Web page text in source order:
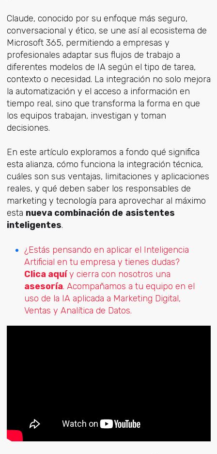
Claude, conocido por su enfoque más seguro,
conversacional y ético, se une así al ecosistema de
Microsoft 365, permitiendo a empresas y
profesionales adaptar sus flujos de trabajo a
diferentes modelos de IA según el tipo de tarea,
contexto o necesidad. La integración no solo mejora
la automatización y el acceso a información en
tiempo real, sino que transforma la forma en que
los equipos trabajan, investigan y toman
decisiones.
En este artículo exploramos a fondo qué significa
esta alianza, cómo funciona la integración técnica,
cuáles son sus ventajas, limitaciones y aplicaciones
reales, y qué deben saber los responsables de
marketing y tecnología para aprovechar al máximo
esta nueva combinación de asistentes
inteligentes.
¿Estás pensando en aplicar el Inteligencia
Artificial en tu empresa y tienes dudas?
Clica aquíy cierra con nosotros una
asesoría. Acompañamos a tu equipo en el
uso de la IA aplicada a Marketing Digital,
Ventas y Analítica de Datos.